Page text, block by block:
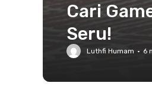
Cari
Seru!
Luthfi Humam · 6